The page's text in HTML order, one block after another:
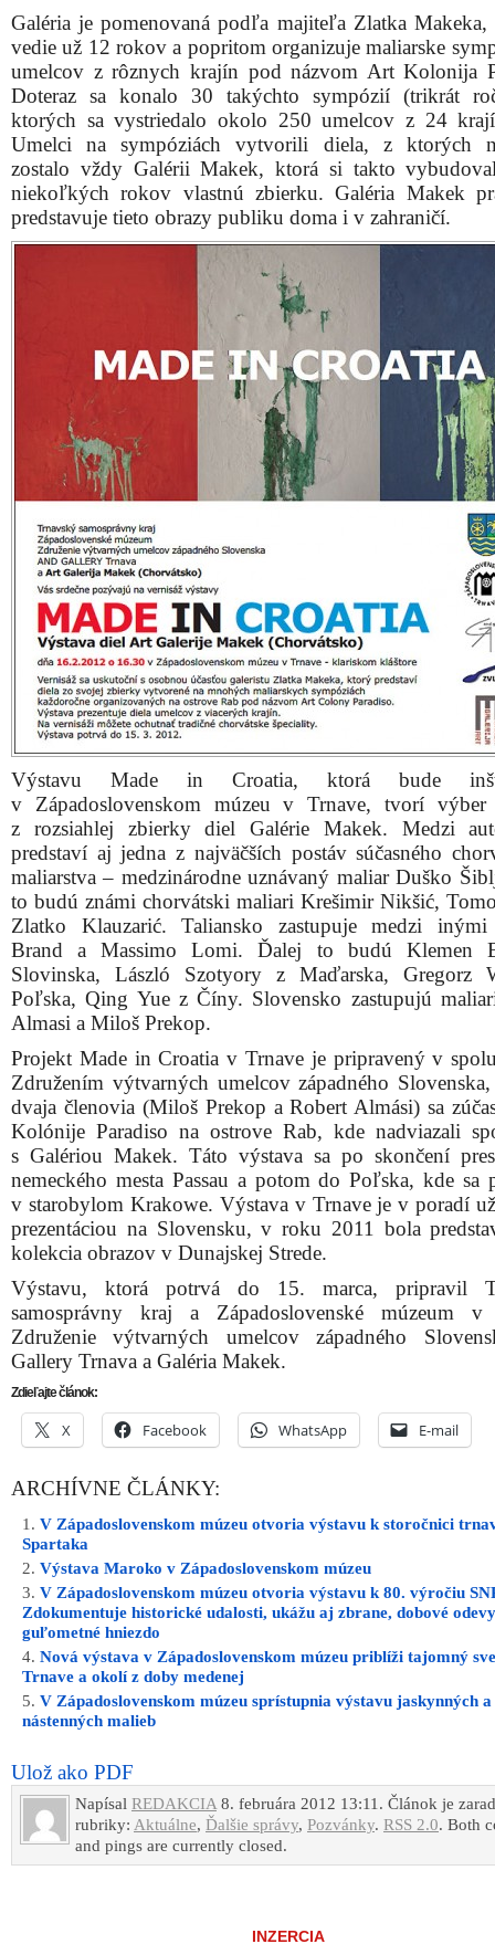
Galéria je pomenovaná podľa majiteľa Zlatka
vedie už 12 rokov a popritom organizuje maliarske
umelcov z rôznych krajín pod názvom Art Kolonija
Doteraz sa konalo 30 takýchto sympózií (trikrát
ktorých sa vystriedalo okolo 250 umelcov z 24
Umelci na sympóziách vytvorili diela, z ktorých
zostalo vždy Galérii Makek, ktorá si takto
niekoľkých rokov vlastnú zbierku. Galéria Makek
predstavuje tieto obrazy publiku doma i v zahraničí.
Výstavu Made in Croatia, ktorá bude
v Západoslovenskom múzeu v Trnave, tvorí
z rozsiahlej zbierky diel Galérie Makek. Medzi
predstaví aj jedna z naj­väčších postáv súčasného
maliarstva – medzinárodne uznávaný maliar Duško
to budú známi chorvátski maliari Krešimir Nikšić,
Zlatko Klauzarić. Taliansko zastupuje medzi
Brand a Massimo Lomi. Ďalej to budú Klemen
Slovinska, László Szotyory z Maďarska, Gregorz
Poľska, Qing Yue z Čí­ny. Slovensko zastupujú
Almasi a Miloš Prekop.
Projekt Made in Croatia v Trnave je pripravený v
Združením výtvarných umelcov západného
dvaja členovia (Miloš Prekop a Robert Almási) sa
Kolónije Paradiso na ostrove Rab, kde nadviazali
s Galériou Makek. Táto výstava sa po skončení
nemeckého mesta Passau a potom do Poľska, kde sa
v sta­robylom Krakowe. Výstava v Trnave je v poradí
prezentáciou na Slovensku, v roku 2011 bola
kolekcia obrazov v Dunajskej Strede.
Výstavu, ktorá potrvá do 15. marca, pripravil
samosprávny kraj a Západoslovenské múzeum v
Združenie výtvarných umelcov západného
Gallery Trnava a Galéria Makek.
Zdieľajte článok:
X Facebook WhatsApp E-mail
ARCHÍVNE ČLÁNKY:
V Západoslovenskom múzeu otvoria výstavu k storočnici
Spartaka
Výstava Maroko v Západoslovenskom múzeu
V Západoslovenskom múzeu otvoria výstavu k 80. výročiu
Zdokumentuje historické udalosti, ukážu aj zbrane, dobové
guľometné hniezdo
Nová výstava v Západoslovenskom múzeu priblíži tajomný
Trnave a okolí z doby medenej
V Západoslovenskom múzeu sprístupnia výstavu jaskynných a
nástenných malieb
Ulož ako PDF
Napísal REDAKCIA8. februára 2012 13:11. Článok je
rubriky: Aktuálne, Ďalšie správy, Pozvánky. RSS 2.0. Both
and pings are currently closed.
INZERCIA